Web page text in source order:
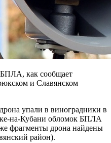
как сообщает
и Славянском
упали в виноградники в
на-Кубани обломок БПЛА
фрагменты дрона найдены
район).